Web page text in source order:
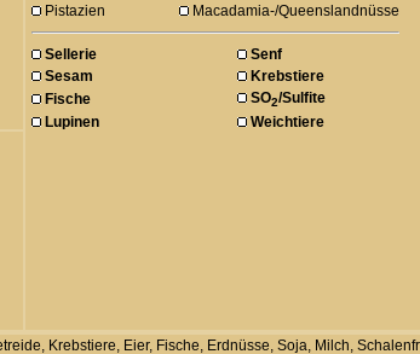
Pistazien
Macadamia-/Queenslandnüsse
Sellerie
Senf
Sesam
Krebstiere
Fische
SO2/Sulfite
Lupinen
Weichtiere
Krebstiere, Eier, Fische, Erdnüsse, Soja, Milch,